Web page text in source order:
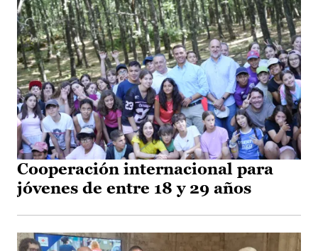
Cooperación internacional para
jóvenes de entre 18 y 29 años